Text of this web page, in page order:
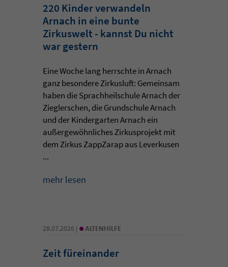
220 Kinder verwandeln
Arnach in eine bunte
Zirkuswelt - kannst Du nicht
war gestern
Eine Woche lang herrschte in Arnach
ganz besondere Zirkusluft: Gemeinsam
haben die Sprachheilschule Arnach der
Zieglerschen, die Grundschule Arnach
und der Kindergarten Arnach ein
außergewöhnliches Zirkusprojekt mit
dem Zirkus ZappZarap aus Leverkusen
...
mehr lesen
28.07.2026 | • ALTENHILFE
Zeit füreinander